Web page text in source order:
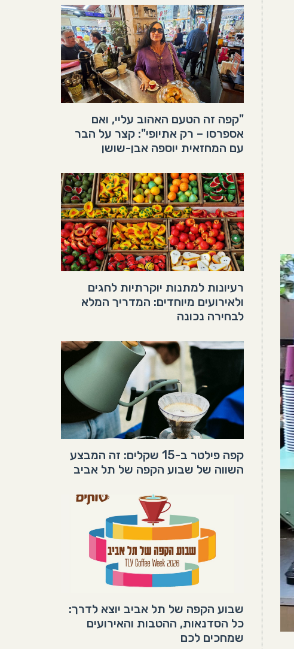
"קפה זה הטעם האהוב עליי, ואם
אספרסו – רק אתיופי": קצר על הבר
עם המחזאית יוספה אבן-שושן
רעיונות למתנות יוקרתיות לחגים
ולאירועים מיוחדים: המדריך המלא
לבחירה נכונה
קפה פילטר ב-15 שקלים: זה המבצע
השווה של שבוע הקפה של תל אביב
שבוע הקפה של תל אביב יוצא לדרך:
כל הסדנאות, ההטבות והאירועים
שמחכים לכם